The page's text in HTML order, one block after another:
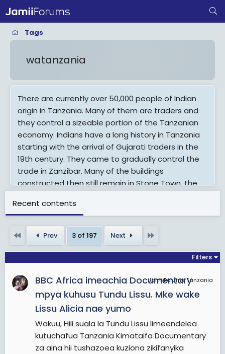
Tags
watanzania
There are currently over 50,000 people of Indian
origin in Tanzania. Many of them are traders and
they control a sizeable portion of the Tanzanian
economy. Indians have a long history in Tanzania
starting with the arrival of Gujarati traders in the
19th century. They came to gradually control the
trade in Zanzibar. Many of the buildings
constructed then still remain in Stone Town, the
View More On Wikipedia.org
Recent contents
Prev 3 of 197 Next
Filters
JamiiForums Tanzania
BBC Africa imeachia Documentary
mpya kuhusu Tundu Lissu. Mke wake
Lissu Alicia nae yumo
Wakuu, Hili suala la Tundu Lissu limeendelea
kutuchafua Tanzania Kimataifa Documentary
za aina hii tushazoea kuziona zikifanyika